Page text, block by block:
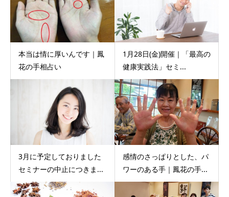
本当は情に厚いんです｜鳳
花の手相占い
1月28日(金)開催｜「最高の
健康実践法」セミ...
3月に予定しておりました
セミナーの中止につきま...
感情のさっぱりとした、パ
ワーのある手｜鳳花の手...